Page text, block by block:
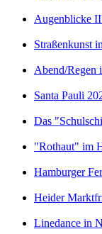
Augenblicke
Straßenkunst
Abend/Regen
Santa Pauli
Das
"Rothaut" im
Hamburger
Heider
Linedance in